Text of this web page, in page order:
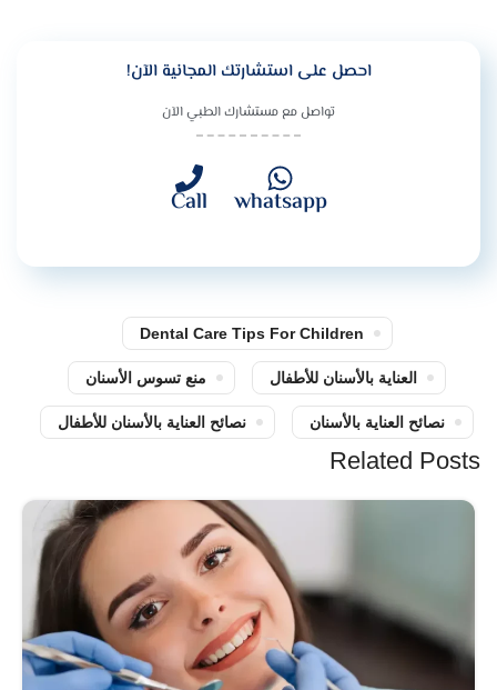
احصل على استشارتك المجانية الآن!
تواصل مع مستشارك الطبي الآن
whatsapp
Call
Dental Care Tips For Children
العناية بالأسنان للأطفال منع تسوس الأسنان
نصائح العناية بالأسنان نصائح العناية بالأسنان للأطفال
Related Posts